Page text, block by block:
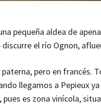
pequeña aldea de
el río Ognon,
pero en francés.
llegamos a Pepieux
es zona vinícola,